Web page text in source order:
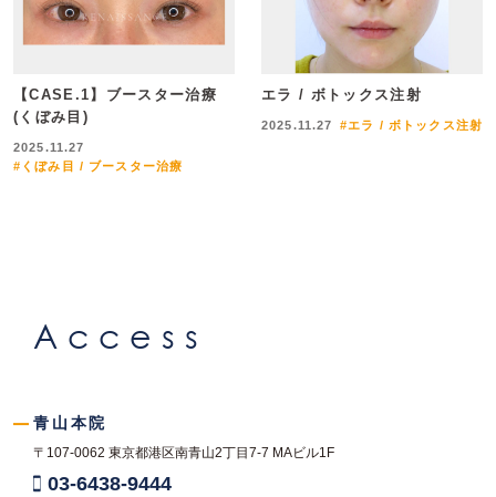
【CASE.1】ブースター治療
(くぼみ目)
2025.11.27
#くぼみ目 / ブースター治療
エラ / ボトックス注射
2025.11.27 #エラ / ボトックス注射
Access
青山本院
〒107-0062 東京都港区南青山2丁目7-7 MAビル1F
03-6438-9444